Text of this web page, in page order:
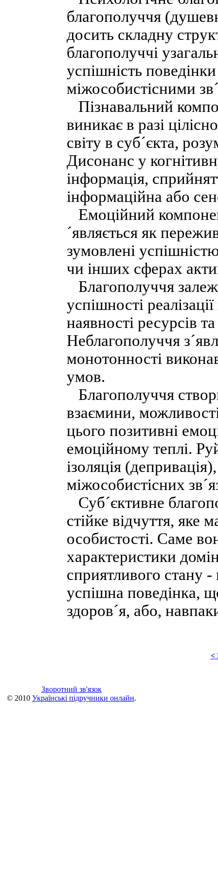
благополуччя
досить складну
благополуччі
успішність
міжособистісними
Пізнавальний
виникає в разі
світу в суб´єкта,
Дисонанс у
інформація,
інформаційна або
Емоційний
´являється як
зумовлені
чи інших сферах
Благополуччя
успішності
наявності ресурсів
Неблагополуччя
монотонності
умов.
Благополуччя
взаємини,
цього позитивні
емоційному теплі.
ізоляція
міжособистісних
Суб´єктивне
стійке відчуття, яке
особистості. Саме
характеристики
сприятливого стану -
успішна поведінка,
здоров´я, або,
<
Зворотний зв'язок
© 2010 Українські підручники онлайн.